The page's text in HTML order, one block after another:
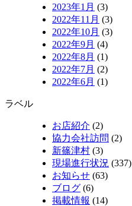
2023年1月 (3)
2022年11月 (3)
2022年10月 (3)
2022年9月 (4)
2022年8月 (1)
2022年7月 (2)
2022年6月 (1)
ラベル
お店紹介 (2)
協力会社訪問 (2)
新篠津村 (3)
現場進行状況 (337)
お知らせ (63)
ブログ (6)
掲載情報 (14)